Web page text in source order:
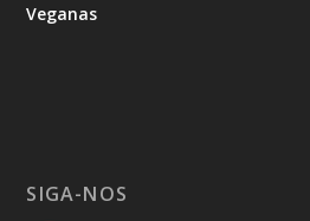
Veganas
SIGA-NOS